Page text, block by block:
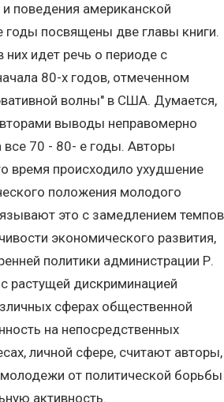
поведения американской
посвящены две главы книги.
идет речь о периоде с
80-х годов, отмеченном
волны" в США. Думается,
выводы неправомерно
все 70 - 80- е годы. Авторы
время происходило ухудшение
положения молодого
это с замедлением темпов
экономического развития,
политики администрации Р.
растущей дискриминацией
сферах общественной
на непосредственных
личной сфере, считают авторы,
от политической борьбы
активность.